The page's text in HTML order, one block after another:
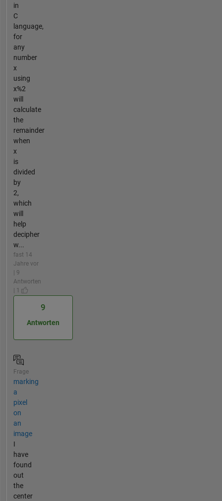
in
C
language,
for
any
number
x
using
x%2
will
calculate
the
remainder
when
x
is
divided
by
2,
which
will
help
decipher
w...
fast 14
Jahre vor
| 9
Antworten
| 1
9
Antworten
Frage
marking
a
pixel
on
an
image
I
have
found
out
the
center